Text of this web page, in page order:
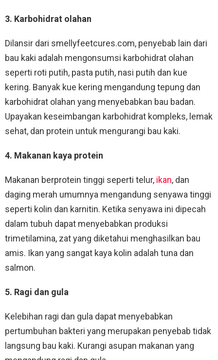
3. Karbohidrat olahan
Dilansir dari smellyfeetcures.com, penyebab lain dari
bau kaki adalah mengonsumsi karbohidrat olahan
seperti roti putih, pasta putih, nasi putih dan kue
kering. Banyak kue kering mengandung tepung dan
karbohidrat olahan yang menyebabkan bau badan.
Upayakan keseimbangan karbohidrat kompleks, lemak
sehat, dan protein untuk mengurangi bau kaki.
4. Makanan kaya protein
Makanan berprotein tinggi seperti telur, ikan, dan
daging merah umumnya mengandung senyawa tinggi
seperti kolin dan karnitin. Ketika senyawa ini dipecah
dalam tubuh dapat menyebabkan produksi
trimetilamina, zat yang diketahui menghasilkan bau
amis. Ikan yang sangat kaya kolin adalah tuna dan
salmon.
5. Ragi dan gula
Kelebihan ragi dan gula dapat menyebabkan
pertumbuhan bakteri yang merupakan penyebab tidak
langsung bau kaki. Kurangi asupan makanan yang